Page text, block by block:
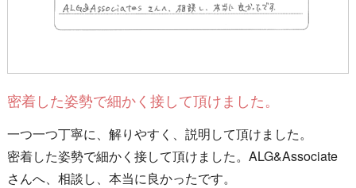
密着した姿勢で細かく接して頂けました。
一つ一つ丁寧に、解りやすく、説明して頂けました。
密着した姿勢で細かく接して頂けました。ALG&Associate
さんへ、相談し、本当に良かったです。